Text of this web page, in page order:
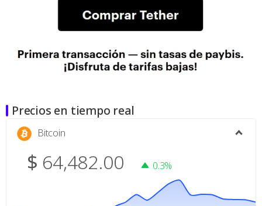
Precios en tiempo real
Bitcoin
$ 64,482.00 0.3%